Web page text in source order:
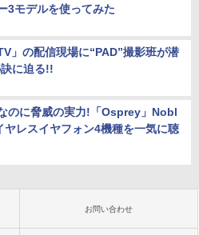
3モデルを使ってみた
」の配信現場に“PAD”撮影班が潜
に迫る!!
のに脅威の実力!「Osprey」Nobl
レスイヤフォン4機種を一気に聴
お問い合わせ